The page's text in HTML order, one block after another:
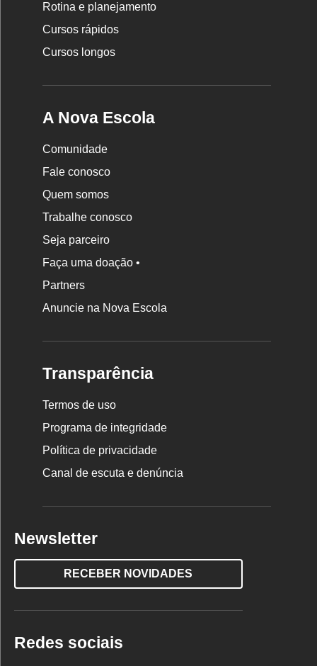
Rotina e planejamento
Cursos rápidos
Cursos longos
A Nova Escola
Comunidade
Fale conosco
Quem somos
Trabalhe conosco
Seja parceiro
Faça uma doação •
Partners
Anuncie na Nova Escola
Transparência
Termos de uso
Programa de integridade
Política de privacidade
Canal de escuta e denúncia
Newsletter
RECEBER NOVIDADES
Redes sociais